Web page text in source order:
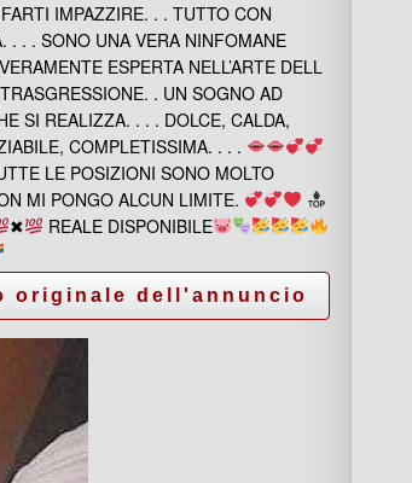
IMPAZZIRE. . . TUTTO CON
. . . SONO UNA VERA NINFOMANE
ESPERTA NELL’ARTE DELL
. UN SOGNO AD
SI REALIZZA. . . . DOLCE, CALDA,
COMPLETISSIMA. . . .
LE POSIZIONI SONO MOLTO
MI PONGO ALCUN LIMITE.
✖
REALE DISPONIBILE